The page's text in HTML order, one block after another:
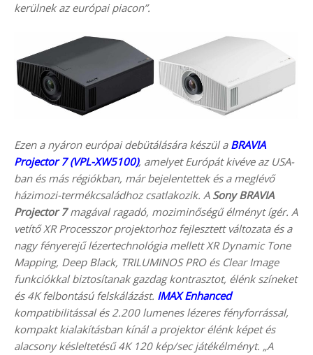
kerülnek az európai piacon”.
Ezen a nyáron európai debütálására készül a BRAVIA
Projector 7 (VPL-XW5100), amelyet Európát kivéve az USA-
ban és más régiókban, már bejelentettek és a meglévő
házimozi-termékcsaládhoz csatlakozik. A Sony BRAVIA
Projector 7magával ragadó, moziminőségű élményt ígér. A
vetítő XR Processzor projektorhoz fejlesztett változata és a
nagy fényerejű lézertechnológia mellett XR Dynamic Tone
Mapping, Deep Black, TRILUMINOS PRO és Clear Image
funkciókkal biztosítanak gazdag kontrasztot, élénk színeket
és 4K felbontású felskálázást. IMAX Enhanced
kompatibilitással és 2.200 lumenes lézeres fényforrással,
kompakt kialakításban kínál a projektor élénk képet és
alacsony késleltetésű 4K 120 kép/sec játékélményt. „A